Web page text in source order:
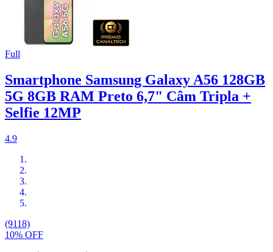
Full
Smartphone Samsung Galaxy A56 128GB
5G 8GB RAM Preto 6,7" Câm Tripla +
Selfie 12MP
4.9
(9118)
10% OFF